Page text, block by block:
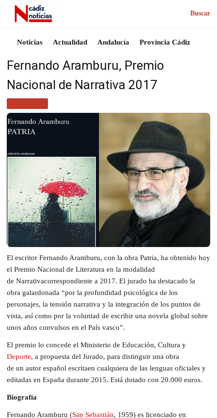
Buscar
Noticias Actualidad Andalucía Provincia Cádiz
Fernando Aramburu, Premio
Nacional de Narrativa 2017
El escritor Fernando Aramburu, con la obra Patria, ha obtenido hoy
el Premio Nacional de Literatura en la modalidad
de Narrativacorrespondiente a 2017. El jurado ha destacado la
obra galardonada “por la profundidad psicológica de los
personajes, la tensión narrativa y la integración de los puntos de
vista, así como por la voluntad de escribir una novela global sobre
unos años convulsos en el País vasco”.
El premio lo concede el Ministerio de Educación, Cultura y
Deporte, a propuesta del Jurado, para distinguir una obra
de un autor español escritaen cualquiera de las lenguas oficiales y
editadas en España durante 2015. Está dotado con 20.000 euros.
Biografía
Fernando Aramburu (San Sebastián, 1959) es licenciado en